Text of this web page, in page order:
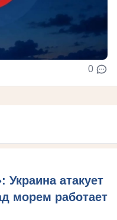
0
атакует
морем работает